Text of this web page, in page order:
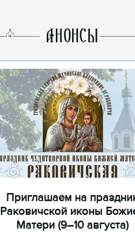
AНОНСЫ
Приглашаем на
Раковичской иконы
Матери (9–10 августа)